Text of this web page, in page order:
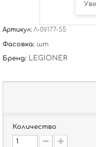
Артикул: Л-09177-S5
Фасовка: шт
Бренд: LEGIONER
Количество